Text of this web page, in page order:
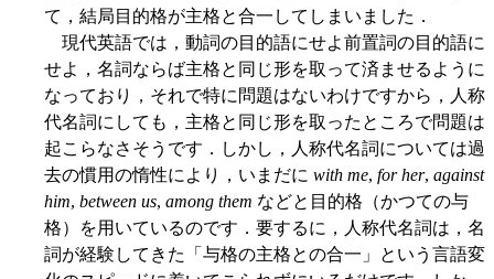
て，結局目的格が主格と合一してしまいました．
現代英語では，動詞の目的語にせよ前置詞の目的語に
せよ，名詞ならば主格と同じ形を取って済ませるように
なっており，それで特に問題はないわけですから，人称
代名詞にしても，主格と同じ形を取ったところで問題は
起こらなさそうです．しかし，人称代名詞については過
去の慣用の惰性により，いまだに with me, for her, against
him, between us, among them などと目的格（かつての与
格）を用いているのです．要するに，人称代名詞は，名
詞が経験してきた「与格の主格との合一」という言語変